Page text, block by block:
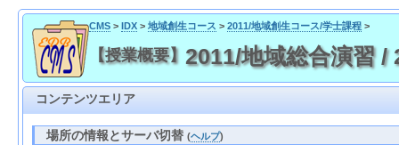
CMS> IDX> 地域創生コース > 2011/地域創生コース/学士課程>
【授業概要】 2011/地域総合演習 /
コンテンツエリア
場所の情報とサーバ切替(ヘルプ)